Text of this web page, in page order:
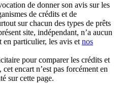
de donner son avis sur les
de crédits et de
sur chacun des types de prêts
site, indépendant, n’a aucun
en particulier, les avis et nos
pour comparer les crédits et
encart n’est pas forcément en
sur cette page.